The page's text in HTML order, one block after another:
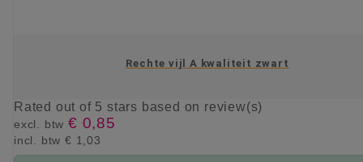
Rechte vijl A kwaliteit zwart
Rated out of 5 stars based on review(s)
excl. btw € 0,85
incl. btw € 1,03